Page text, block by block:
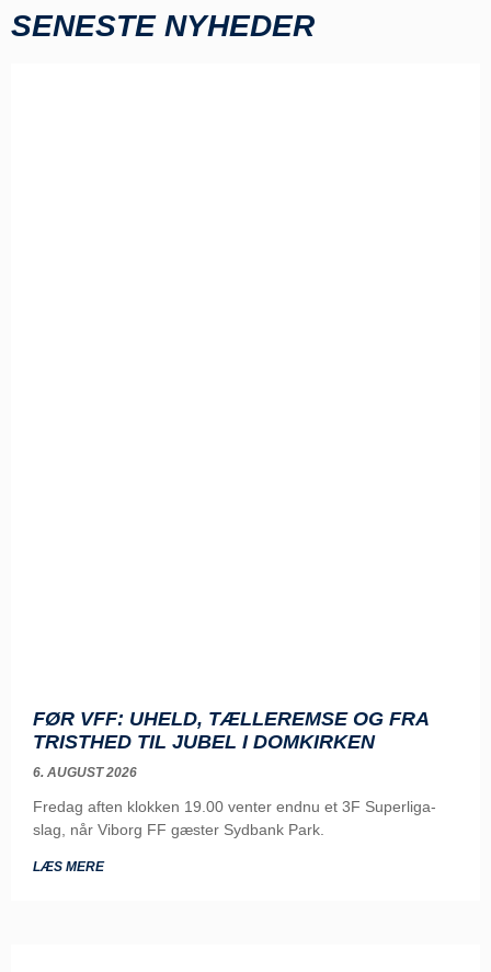
SENESTE NYHEDER
FØR VFF: UHELD, TÆLLEREMSE OG FRA
TRISTHED TIL JUBEL I DOMKIRKEN
6. AUGUST 2026
Fredag aften klokken 19.00 venter endnu et 3F Superliga-
slag, når Viborg FF gæster Sydbank Park.
LÆS MERE